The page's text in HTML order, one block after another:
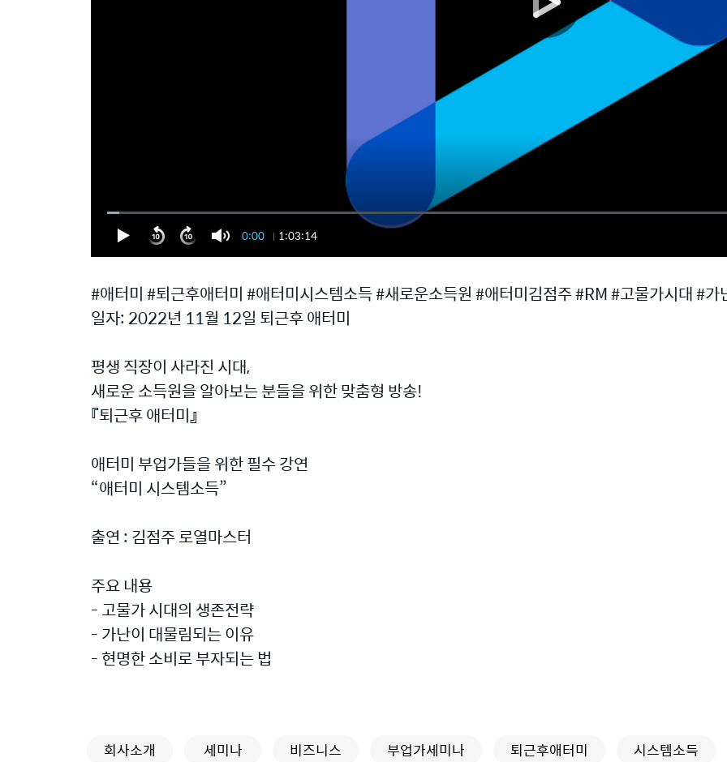
0:00 1:03:14
#애터미 #퇴근후애터미 #애터미시스템소득 #새로운소득원 #애터미김점주 #RM #고물가시대 #가
일자: 2022년 11월 12일 퇴근후 애터미
평생 직장이 사라진 시대,
새로운 소득원을 알아보는 분들을 위한 맞춤형 방송!
『퇴근후 애터미』
애터미 부업가들을 위한 필수 강연
“애터미 시스템소득”
출연 : 김점주 로열마스터
주요 내용
- 고물가 시대의 생존전략
- 가난이 대물림되는 이유
- 현명한 소비로 부자되는 법
회사소개 세미나 비즈니스 부업가세미나 퇴근후애터미 시스템소득